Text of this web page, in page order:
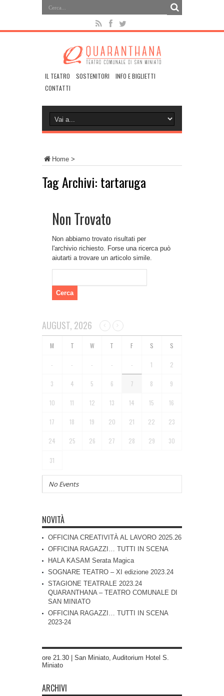
IL TEATRO SOSTENITORI
INFO E BIGLIETTI
CONTATTI
Home >
Tag Archivi: tartaruga
Non Trovato
Non abbiamo trovato risultati per
l'archivio richiesto. Forse una ricerca può
aiutarti a trovare un articolo simile.
AUGUST, 2026
- - - - - 1 2
3 4 5 6 7 8 9
10 11 12 13 14 15 16
17 18 19 20 21 22 23
24 25 26 27 28 29 30
31
No Events
NOVITÀ
OFFICINA CREATIVITÀ AL LAVORO 2025.26
OFFICINA RAGAZZI… TUTTI IN SCENA
HALA KASAM Serata Magica
SOGNARE TEATRO – XI edizione 2023.24
STAGIONE TEATRALE 2023.24
QUARANTHANA – TEATRO COMUNALE DI
SAN MINIATO
OFFICINA RAGAZZI… TUTTI IN SCENA
2023-24
ore 21.30 | San Miniato, Auditorium Hotel S.
Miniato
ARCHIVI